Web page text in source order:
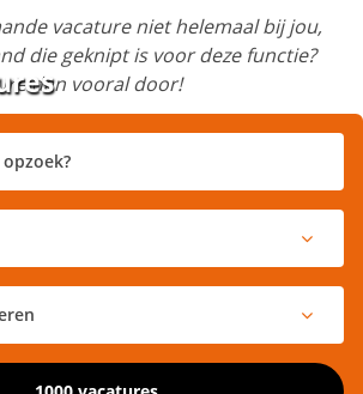
vacature niet helemaal bij jou,
die geknipt is voor deze functie?
dan vooral door!